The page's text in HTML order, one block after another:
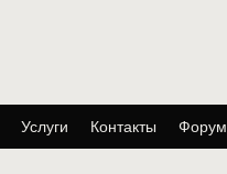
Услуги Контакты Форум